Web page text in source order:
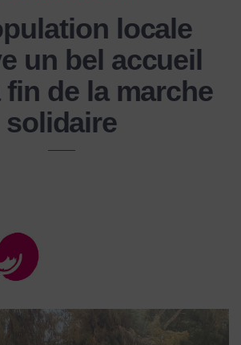
locale
un bel accueil
de la marche
solidaire